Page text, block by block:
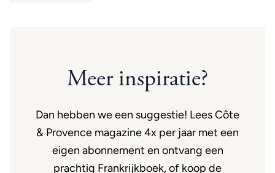
Meer inspiratie?
Dan hebben we een suggestie! Lees Côte
& Provence magazine 4x per jaar met een
eigen abonnement en ontvang een
prachtig Frankrijkboek, of koop de